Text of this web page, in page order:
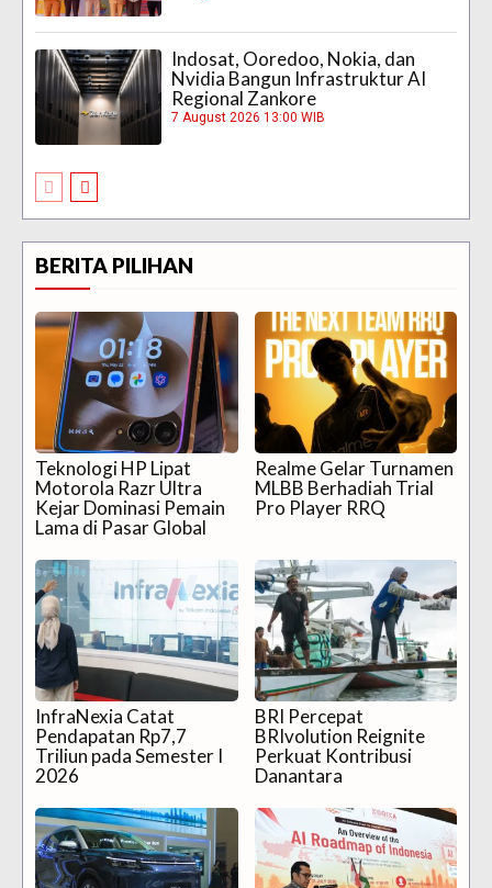
Indosat, Ooredoo, Nokia, dan
Nvidia Bangun Infrastruktur AI
Regional Zankore
7 August 2026 13:00 WIB
BERITA PILIHAN
Teknologi HP Lipat
Motorola Razr Ultra
Kejar Dominasi Pemain
Lama di Pasar Global
Realme Gelar Turnamen
MLBB Berhadiah Trial
Pro Player RRQ
InfraNexia Catat
Pendapatan Rp7,7
Triliun pada Semester I
2026
BRI Percepat
BRIvolution Reignite
Perkuat Kontribusi
Danantara